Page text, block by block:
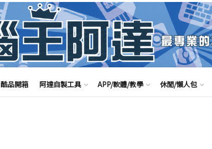
酷品開箱 阿達自製工具 APP/軟體/教學 休閒/懶人包